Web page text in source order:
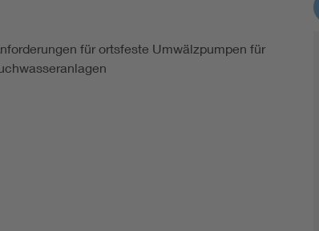
DKE Fachinformationen im Kontext der
Blitzschutz: DIN EN 62305 in der Übersicht
für ortsfeste Umwälzpumpen für